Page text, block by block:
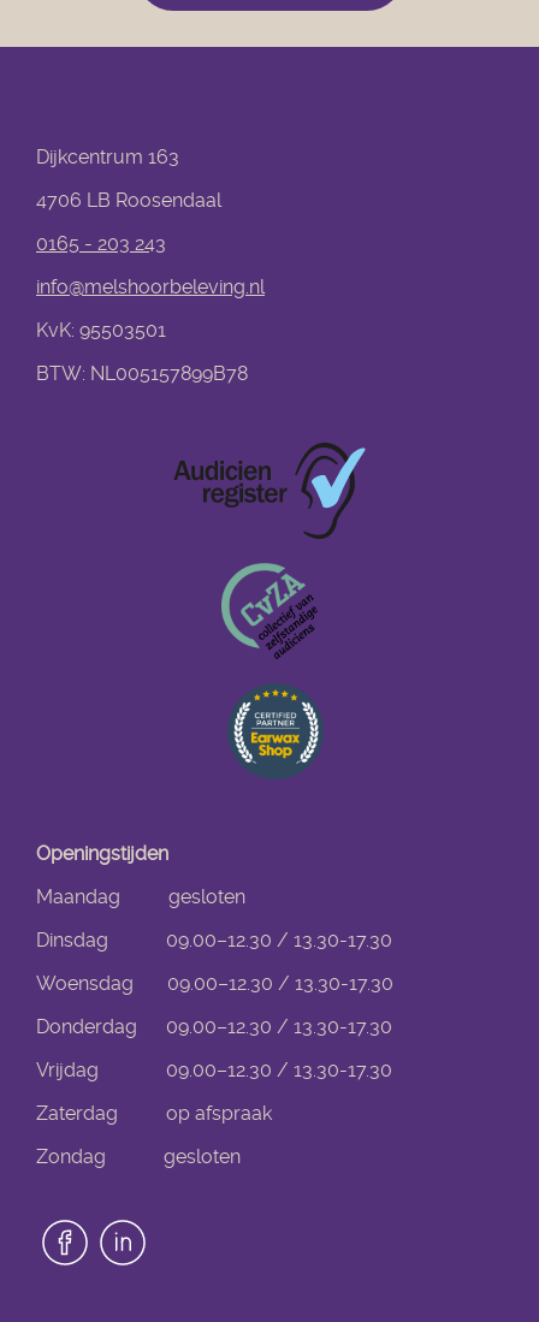
Dijkcentrum 163
4706 LB Roosendaal
0165 - 203 243
info@melshoorbeleving.nl
KvK: 95503501
BTW: NL005157899B78
Openingstijden
Maandag gesloten
Dinsdag 09.00–12.30 / 13.30-17.30
Woensdag 09.00–12.30 / 13.30-17.30
Donderdag 09.00–12.30 / 13.30-17.30
Vrijdag 09.00–12.30 / 13.30-17.30
Zaterdag op afspraak
Zondag gesloten